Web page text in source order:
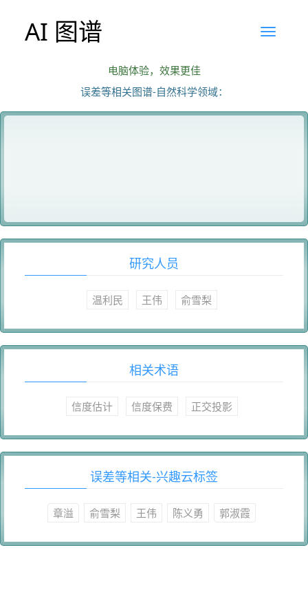
AI 图谱
电脑体验，效果更佳
误差等相关图谱-自然科学领域：
研究人员
温利民 王伟 俞雪梨
相关术语
信度估计 信度保费 正交投影
误差等相关-兴趣云标签
章溢 俞雪梨 王伟 陈义勇 郭淑霞